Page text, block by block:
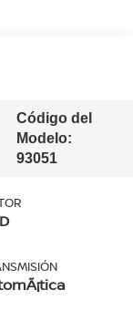
Código del
Modelo:
93051